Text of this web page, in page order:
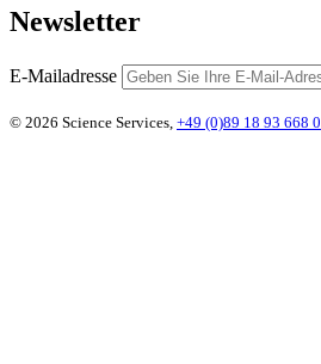
Newsletter
E-Mailadresse
© 2026 Science Services, +49 (0)89 18 93 668 0